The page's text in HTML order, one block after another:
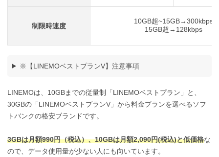
制限時速度
10GB超~15GB→300kbps
15GB超→128kbps
※【LINEMOベストプランV】注意事項
LINEMOは、10GBまでの従量制「LINEMOベストプラン」と、
30GBの「LINEMOベストプランV」から料金プランを選べるソフ
トバンクの格安ブランドです。
3GBは月額990円（税込）、10GBは月額2,090円(税込)と低価格な
ので、データ使用量が少ない人にも向いています。